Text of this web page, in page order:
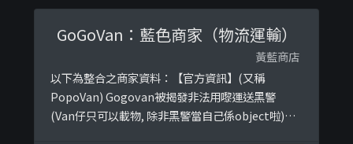
GoGoVan：藍色商家（物流運輸）
黃藍商店
以下為整合之商家資料：【官方資訊】(又稱
PopoVan) Gogovan被揭發非法用嚟運送黑警
(Van仔只可以載物, 除非黑警當自己係object啦)